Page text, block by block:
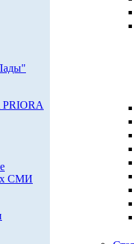
PRIORA
СМИ